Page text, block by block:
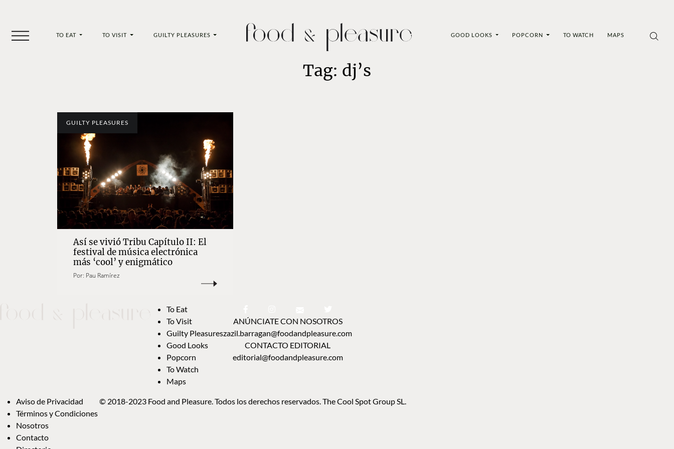
TO EAT TO VISIT GUILTY PLEASURES GOOD LOOKS POPCORN TO WATCH MAPS
Tag: dj’s
GUILTY PLEASURES
Así se vivió Tribu Capítulo II: El
festival de música electrónica
más ‘cool’ y enigmático
Por: Pau Ramírez
To Eat
To Visit
Guilty Pleasures
Good Looks
Popcorn
To Watch
Maps
ANÚNCIATE CON NOSOTROS
zazil.barragan@foodandpleasure.com
CONTACTO EDITORIAL
editorial@foodandpleasure.com
Aviso de Privacidad
Términos y Condiciones
Nosotros
Contacto
© 2018-2023 Food and Pleasure. Todos los derechos reservados. The Cool Spot Group SL.